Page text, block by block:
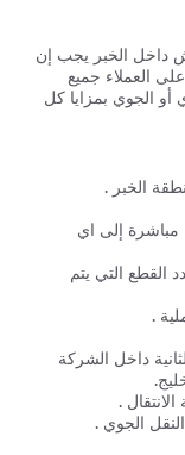
داخل الخبر يجب إن
العملاء جميع
أو الجوي بمزايا كل
الخبر .
مباشرة إلى اي
القطع التي يتم
.
داخل الشركة
.
الجوي .